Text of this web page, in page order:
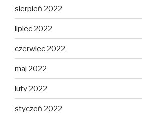
sierpień 2022
lipiec 2022
czerwiec 2022
maj 2022
luty 2022
styczeń 2022